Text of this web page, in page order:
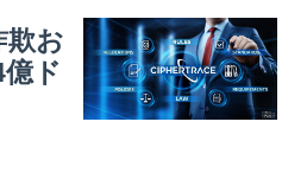
欺お
ド